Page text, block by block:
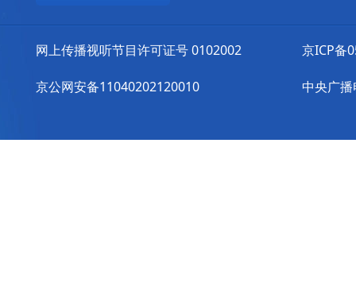
网上传播视听节目许可证号 0102002
京公网安备11040202120010
京ICP备
中央广